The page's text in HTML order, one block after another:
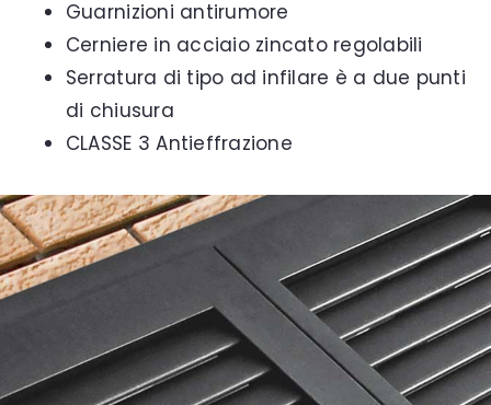
Guarnizioni antirumore
Cerniere in acciaio zincato regolabili
Serratura di tipo ad infilare è a due punti
di chiusura
CLASSE 3 Antieffrazione